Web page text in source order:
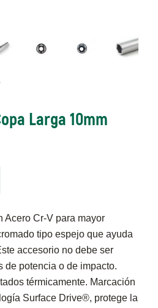
Larga 10mm
Acero Cr-V para mayor
tipo espejo que ayuda
accesorio no debe ser
de potencia o de impacto.
térmicamente. Marcación
Surface Drive®, protege la